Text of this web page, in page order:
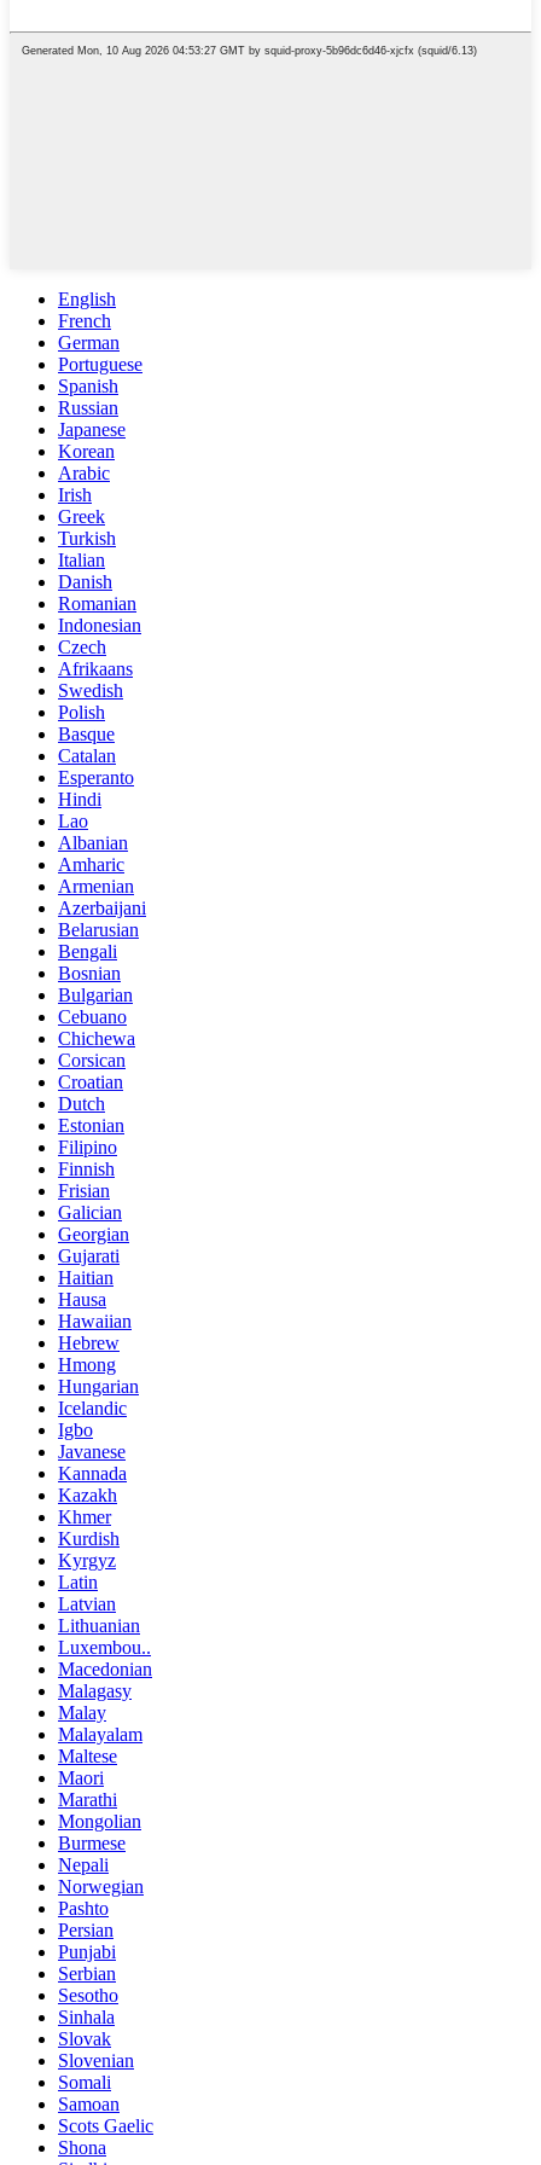
English
French
German
Portuguese
Spanish
Russian
Japanese
Korean
Arabic
Irish
Greek
Turkish
Italian
Danish
Romanian
Indonesian
Czech
Afrikaans
Swedish
Polish
Basque
Catalan
Esperanto
Hindi
Lao
Albanian
Amharic
Armenian
Azerbaijani
Belarusian
Bengali
Bosnian
Bulgarian
Cebuano
Chichewa
Corsican
Croatian
Dutch
Estonian
Filipino
Finnish
Frisian
Galician
Georgian
Gujarati
Haitian
Hausa
Hawaiian
Hebrew
Hmong
Hungarian
Icelandic
Igbo
Javanese
Kannada
Kazakh
Khmer
Kurdish
Kyrgyz
Latin
Latvian
Lithuanian
Luxembou..
Macedonian
Malagasy
Malay
Malayalam
Maltese
Maori
Marathi
Mongolian
Burmese
Nepali
Norwegian
Pashto
Persian
Punjabi
Serbian
Sesotho
Sinhala
Slovak
Slovenian
Somali
Samoan
Scots Gaelic
Shona